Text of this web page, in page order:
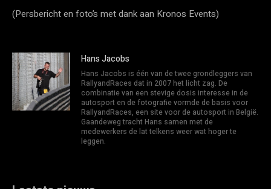
(Persbericht en foto’s met dank aan Kronos Events)
Hans Jacobs
Hans Jacobs is één van de twee grondleggers van
RallyandRaces dat in 2007 het licht zag. De
combinatie van een stevige dosis interesse in de
autosport en de fotografie vormde de basis voor
RallyandRaces, een site voor de autosport in België.
Gaandeweg tracht Hans samen met de
medewerkers de lat telkens weer wat hoger te
leggen.